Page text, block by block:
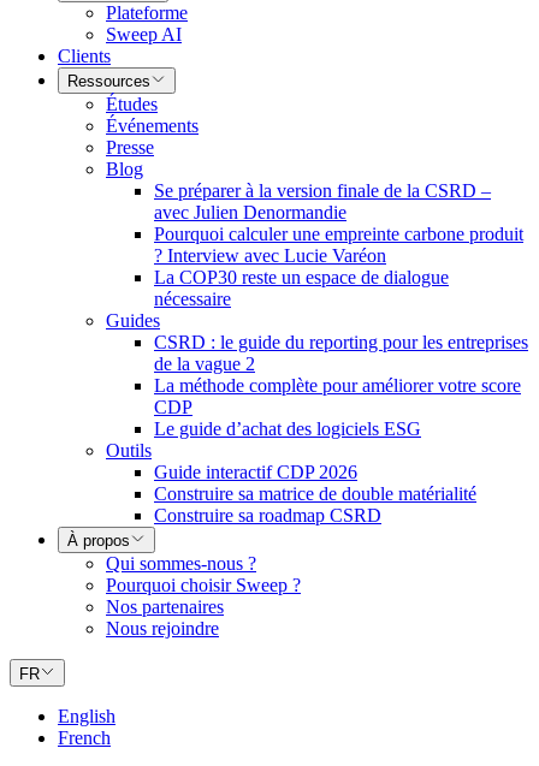
Plateforme
Sweep AI
Clients
Ressources
Études
Événements
Presse
Blog
Se préparer à la version finale de la CSRD –
avec Julien Denormandie
Pourquoi calculer une empreinte carbone produit
? Interview avec Lucie Varéon
La COP30 reste un espace de dialogue
nécessaire
Guides
CSRD : le guide du reporting pour les entreprises
de la vague 2
La méthode complète pour améliorer votre score
CDP
Le guide d’achat des logiciels ESG
Outils
Guide interactif CDP 2026
Construire sa matrice de double matérialité
Construire sa roadmap CSRD
À propos
Qui sommes-nous ?
Pourquoi choisir Sweep ?
Nos partenaires
Nous rejoindre
FR
English
French